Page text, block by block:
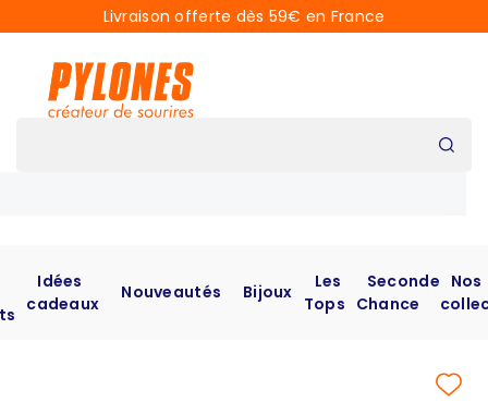
Livraison offerte dès 59€ en France
Idées
cadeaux
Nouveautés Bijoux
Les
Tops
Seconde
Chance
Nos